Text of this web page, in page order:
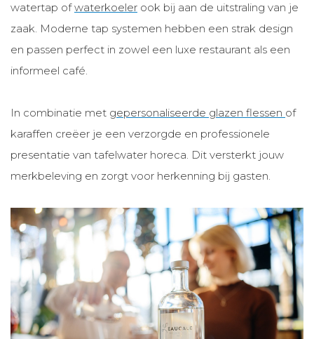
watertap ofwaterkoeler ook bij aan de uitstraling van je
zaak. Moderne tap systemen hebben een strak design
en passen perfect in zowel een luxe restaurant als een
informeel café.
In combinatie met gepersonaliseerde glazen flessen of
karaffen creëer je een verzorgde en professionele
presentatie van tafelwater horeca. Dit versterkt jouw
merkbeleving en zorgt voor herkenning bij gasten.